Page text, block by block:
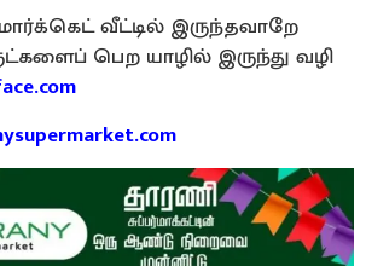
வீட்டில் இருந்தவாறே
பெற யாழில் இருந்து வழி